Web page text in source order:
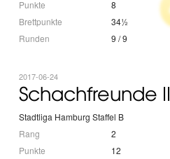
Punkte
8
Brettpunkte
34½
Runden
9 / 9
2017-06-24
Schachfreunde II
Stadtliga Hamburg Staffel B
Rang
2
Punkte
12